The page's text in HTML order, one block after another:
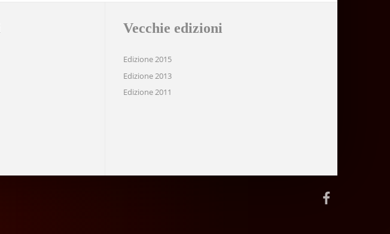
Vecchie edizioni
Edizione 2015
Edizione 2013
Edizione 2011